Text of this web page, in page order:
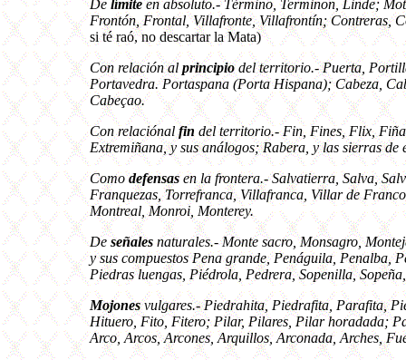
De límiteen absoluto.- Término, Terminon, Linde;
Frontón, Frontal, Villafronte, Villafrontín; Contreras,
si té raó, no descartar la Mata)
Con relación al principiodel territorio.- Puerta,
Portavedra. Portaspana (Porta Hispana); Cabeza,
Cabeçao.
Con relaciónalfin del territorio.- Fin, Fines, Flix,
Extremiñana, y sus análogos; Rabera, y las sierras de
Comodefensasen la frontera.- Salvatierra, Salva,
Franquezas, Torrefranca, Villafranca, Villar de
Montreal, Monroi, Monterey.
Deseñalesnaturales.- Monte sacro, Monsagro,
y sus compuestos Pena grande, Penáguila,
Piedras luengas, Piédrola, Pedrera, Sopenilla,
Mojonesvulgares.- Piedrahita, Piedrafita, Parafita,
Hituero, Fito, Fitero; Pilar, Pilares, Pilar horadada;
Arco, Arcos, Arcones, Arquillos, Arconada, Arches,